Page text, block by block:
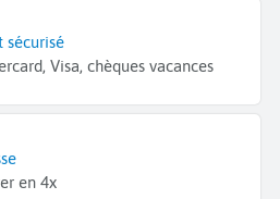
sécurisé
Visa, chèques vacances
en 4x